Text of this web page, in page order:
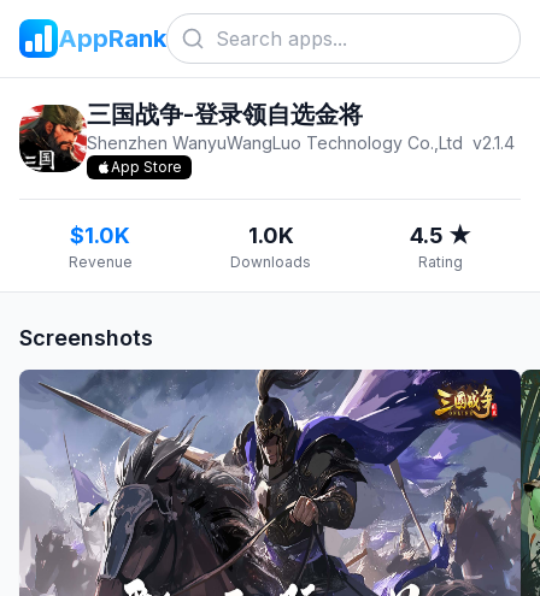
AppRank
三国战争-登录领自选金将
Shenzhen WanyuWangLuo Technology Co.,Ltd v2.1.4
App Store
$1.0K
Revenue
1.0K
Downloads
4.5 ★
Rating
Screenshots